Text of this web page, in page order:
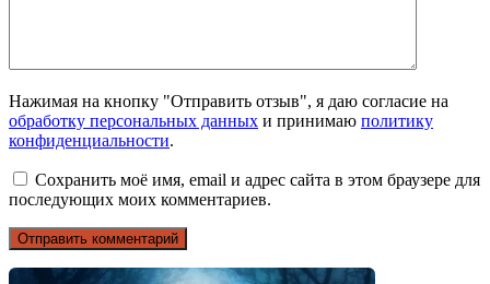
Нажимая на кнопку "Отправить отзыв", я даю согласие на
обработку персональных данных и принимаю политику
конфиденциальности.
Сохранить моё имя, email и адрес сайта в этом браузере для
последующих моих комментариев.